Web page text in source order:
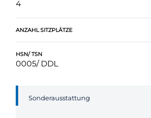
4
ANZAHL SITZPLÄTZE
HSN/ TSN
0005/ DDL
Sonderausstattung